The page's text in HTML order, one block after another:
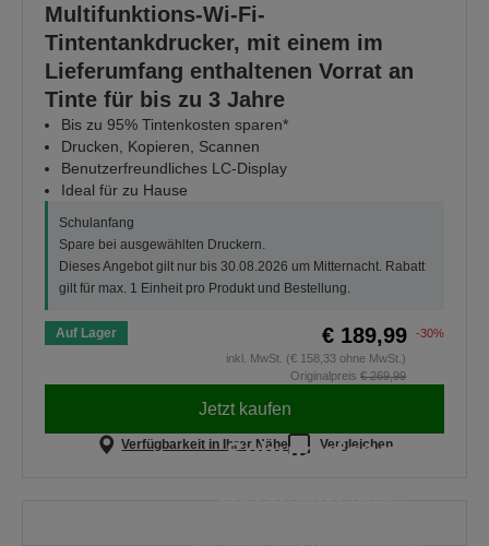
Multifunktions-Wi-Fi-
Tintentankdrucker, mit einem im
Lieferumfang enthaltenen Vorrat an
Tinte für bis zu 3 Jahre
Bis zu 95% Tintenkosten sparen*
Drucken, Kopieren, Scannen
Benutzerfreundliches LC-Display
Ideal für zu Hause
Schulanfang
Spare bei ausgewählten Druckern.
Dieses Angebot gilt nur bis 30.08.2026 um Mitternacht. Rabatt
gilt für max. 1 Einheit pro Produkt und Bestellung.
Auf Lager € 189,99
-30%
inkl. MwSt. (€ 158,33 ohne MwSt.)
Originalpreis € 269,99
Jetzt kaufen
Verfügbarkeit in Ihrer Nähe Vergleichen
Schulanfang